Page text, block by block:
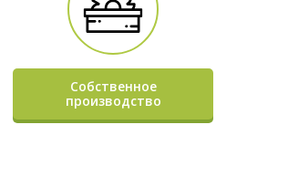
Собственное
производство